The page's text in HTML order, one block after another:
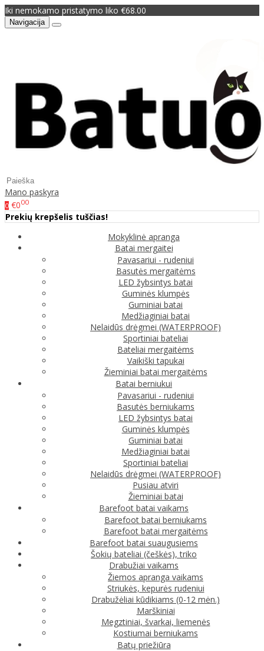
Iki nemokamo pristatymo liko €68.00
Navigacija
Mano paskyra
0 €000
Prekių krepšelis tuščias!
Mokyklinė apranga
Batai mergaitei
Pavasariui - rudeniui
Basutės mergaitėms
LED žybsintys batai
Guminės klumpės
Guminiai batai
Medžiaginiai batai
Nelaidūs drėgmei (WATERPROOF)
Sportiniai bateliai
Bateliai mergaitėms
Vaikiški tapukai
Žieminiai batai mergaitėms
Batai berniukui
Pavasariui - rudeniui
Basutės berniukams
LED žybsintys batai
Guminės klumpės
Guminiai batai
Medžiaginiai batai
Sportiniai bateliai
Nelaidūs drėgmei (WATERPROOF)
Pusiau atviri
Žieminiai batai
Barefoot batai vaikams
Barefoot batai berniukams
Barefoot batai mergaitėms
Barefoot batai suaugusiems
Šokių bateliai (češkės), triko
Drabužiai vaikams
Žiemos apranga vaikams
Striukės, kepurės rudeniui
Drabužėliai kūdikiams (0-12 mėn.)
Marškiniai
Megztiniai, švarkai, liemenės
Kostiumai berniukams
Batų priežiūra